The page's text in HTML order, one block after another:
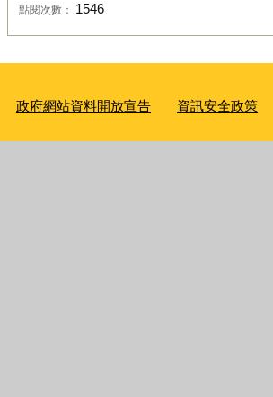
點閱次數： 1546
政府網站資料開放宣告 資訊安全政策